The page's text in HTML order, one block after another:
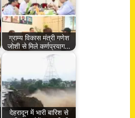
ग्राम्य विकास मंत्री गणेश
जोशी से मिले कर्णप्रयाग…
देहरादून में भारी बारिश से